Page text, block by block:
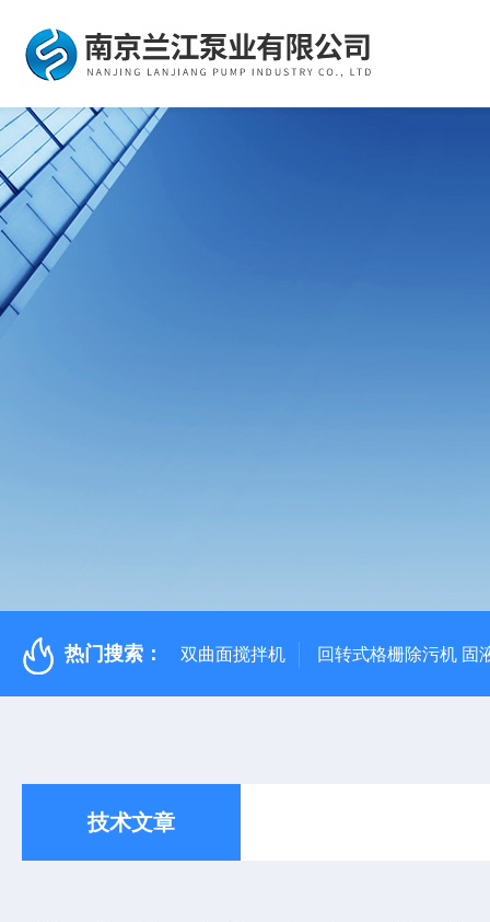
热门搜索： 双曲面搅拌机 回转式格栅除污机 固
技术文章